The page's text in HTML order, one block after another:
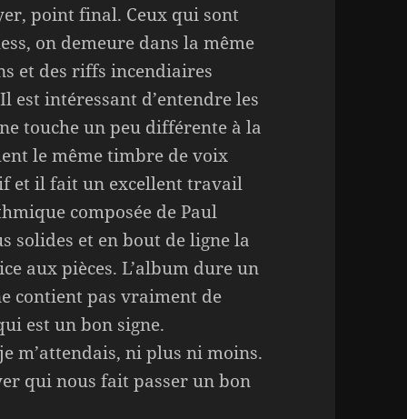
point final. Ceux qui sont
on demeure dans la même
et des riffs incendiaires
est intéressant d’entendre les
touche un peu différente à la
le même timbre de voix
et il fait un excellent travail
composée de Paul
solides et en bout de ligne la
aux pièces. L’album dure un
contient pas vraiment de
est un bon signe.
m’attendais, ni plus ni moins.
qui nous fait passer un bon